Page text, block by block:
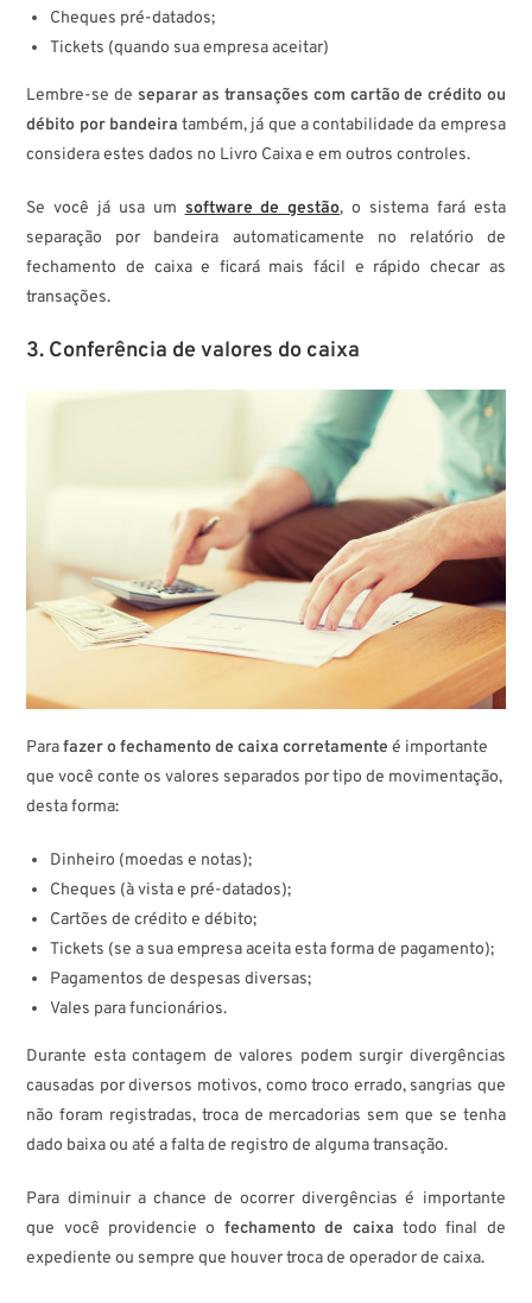
Cheques pré-datados;
Tickets (quando sua empresa aceitar)
Lembre-se de separar as transações com cartão de crédito ou
débito por bandeira também, já que a contabilidade da empresa
considera estes dados no Livro Caixa e em outros controles.
Se você já usa um software de gestão, o sistema fará esta
separação por bandeira automaticamente no relatório de
fechamento de caixa e ficará mais fácil e rápido checar as
transações.
3. Conferência de valores do caixa
Parafazer o fechamento de caixa corretamente é importante
que você conte os valores separados por tipo de movimentação,
desta forma:
Dinheiro (moedas e notas);
Cheques (à vista e pré-datados);
Cartões de crédito e débito;
Tickets (se a sua empresa aceita esta forma de pagamento);
Pagamentos de despesas diversas;
Vales para funcionários.
Durante esta contagem de valores podem surgir divergências
causadas por diversos motivos, como troco errado, sangrias que
não foram registradas, troca de mercadorias sem que se tenha
dado baixa ou até a falta de registro de alguma transação.
Para diminuir a chance de ocorrer divergências é importante
que você providencie o fechamento de caixa todo final de
expediente ou sempre que houver troca de operador de caixa.